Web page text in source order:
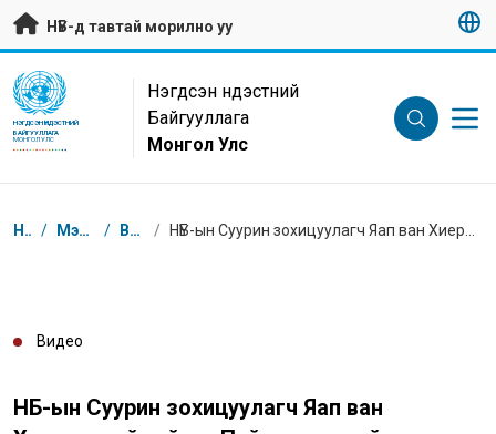
Гол контентийг алгасах
НҮБ-д тавтай морилно уу
UN Logo
НЭГДСЭН ҮНДЭСТНИЙ
БАЙГУУЛЛАГА
МОНГОЛ УЛС
Нэгдсэн Үндэстний
Байгууллага
Монгол Улс
Breadcrumb
Нүүр / Мэдээлэл / Видео /
Видео
НҮБ-ын Суурин зохицуулагч Яап ван